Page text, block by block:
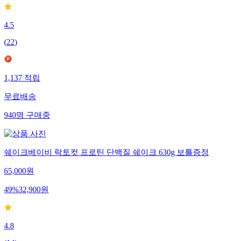
4.5
(22)
1,137적립
무료배송
940명구매중
쉐이크베이비 락토컷 프로틴 단백질 쉐이크 630g 보틀증정
65,000원
49%32,900원
4.8